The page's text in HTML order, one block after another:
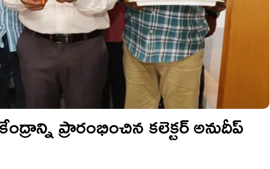
ప్రారంభించిన కలెక్టర్ అనుదీప్